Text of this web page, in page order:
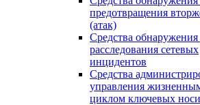
предотвращения
(атак)
Средства обнаружения
расследования сетевых
инцидентов
Средства
управления
циклом ключевых